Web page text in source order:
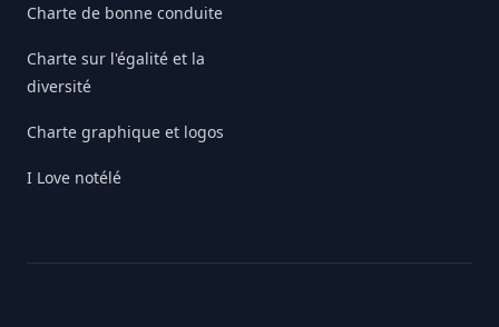
Charte de bonne conduite
Charte sur l'égalité et la
diversité
Charte graphique et logos
I Love notélé